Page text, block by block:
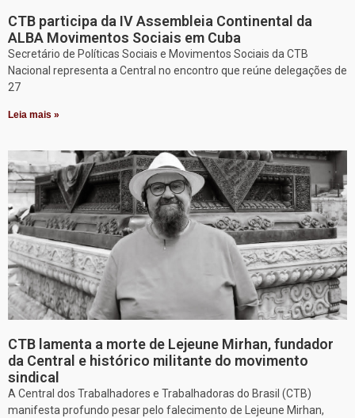
CTB participa da IV Assembleia Continental da
ALBA Movimentos Sociais em Cuba
Secretário de Políticas Sociais e Movimentos Sociais da CTB
Nacional representa a Central no encontro que reúne delegações de
27
Leia mais »
CTB lamenta a morte de Lejeune Mirhan, fundador
da Central e histórico militante do movimento
sindical
A Central dos Trabalhadores e Trabalhadoras do Brasil (CTB)
manifesta profundo pesar pelo falecimento de Lejeune Mirhan,